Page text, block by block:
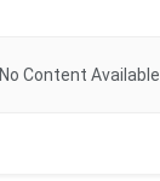
No Content Available